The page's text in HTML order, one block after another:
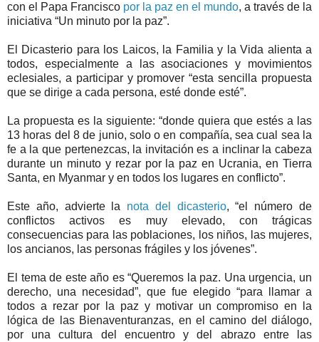
con el Papa Francisco por la paz en el mundo, a través de la
iniciativa “Un minuto por la paz”.
El Dicasterio para los Laicos, la Familia y la Vida alienta a
todos, especialmente a las asociaciones y movimientos
eclesiales, a participar y promover “esta sencilla propuesta
que se dirige a cada persona, esté donde esté”.
La propuesta es la siguiente: “donde quiera que estés a las
13 horas del 8 de junio, solo o en compañía, sea cual sea la
fe a la que pertenezcas, la invitación es a inclinar la cabeza
durante un minuto y rezar por la paz en Ucrania, en Tierra
Santa, en Myanmar y en todos los lugares en conflicto”.
Este año, advierte la nota del dicasterio, “el número de
conflictos activos es muy elevado, con trágicas
consecuencias para las poblaciones, los niños, las mujeres,
los ancianos, las personas frágiles y los jóvenes”.
El tema de este año es “Queremos la paz. Una urgencia, un
derecho, una necesidad”, que fue elegido “para llamar a
todos a rezar por la paz y motivar un compromiso en la
lógica de las Bienaventuranzas, en el camino del diálogo,
por una cultura del encuentro y del abrazo entre las